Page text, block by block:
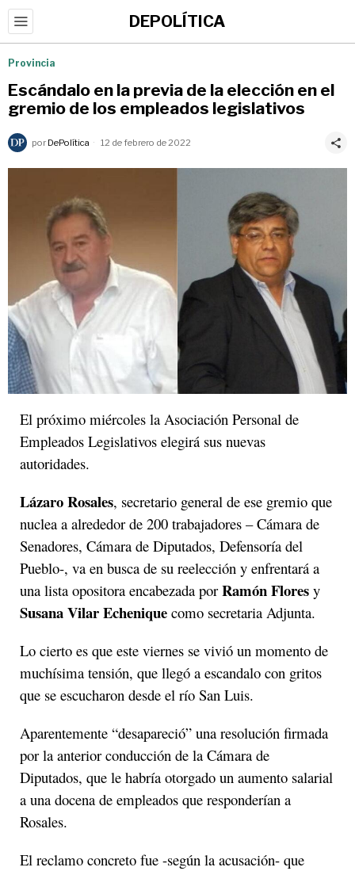
DEPOLÍTICA
Provincia
Escándalo en la previa de la elección en el
gremio de los empleados legislativos
por DePolítica 12 de febrero de 2022
El próximo miércoles la Asociación Personal de
Empleados Legislativos elegirá sus nuevas
autoridades.
Lázaro Rosales, secretario general de ese gremio que
nuclea a alrededor de 200 trabajadores – Cámara de
Senadores, Cámara de Diputados, Defensoría del
Pueblo-, va en busca de su reelección y enfrentará a
una lista opositora encabezada por Ramón Flores y
Susana Vilar Echenique como secretaria Adjunta.
Lo cierto es que este viernes se vivió un momento de
muchísima tensión, que llegó a escandalo con gritos
que se escucharon desde el río San Luis.
Aparentemente “desapareció” una resolución firmada
por la anterior conducción de la Cámara de
Diputados, que le habría otorgado un aumento salarial
a una docena de empleados que responderían a
Rosales.
El reclamo concreto fue -según la acusación- que